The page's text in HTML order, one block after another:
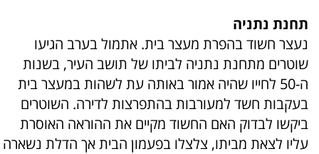
תחנת נתניה
נעצר חשוד בהפרת מעצר בית. אתמול בערב הגיעו
שוטרים מתחנת נתניה לביתו של תושב העיר, בשנות
ה-50 לחייו שהיה אמור באותה עת לשהות במעצר בית
בעקבות חשד למעורבות בהתפרצות לדירה. השוטרים
ביקשו לבדוק האם החשוד מקיים את ההוראה האוסרת
עליו לצאת מביתו, צלצלו בפעמון הבית אך הדלת נשארה